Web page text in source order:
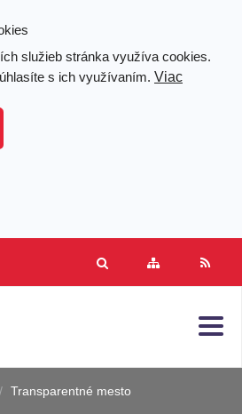
služieb stránka využíva cookies.
s ich využívaním. Viac
Mapa
RSS
Transparentné mesto